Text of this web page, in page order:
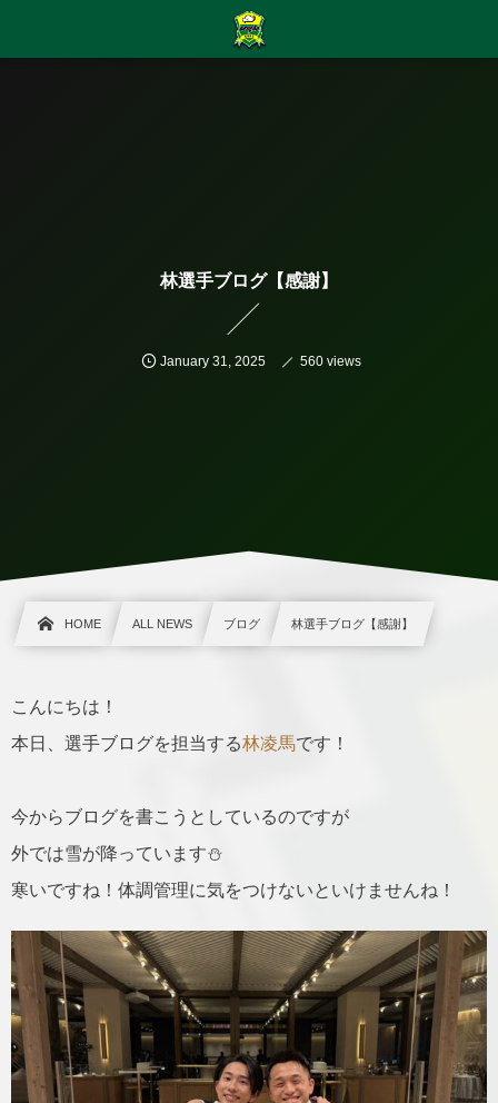
林選手ブログ【感謝】
January 31 2025 560 views
HOME ALL NEWS ブログ 林選手ブログ【感謝】
こんにちは！
本日、選手ブログを担当する林凌馬です！
今からブログを書こうとしているのですが
外では雪が降っています⛄️
寒いですね！体調管理に気をつけないといけませんね！